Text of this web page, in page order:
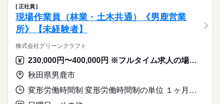
正社員
現場作業員（林業・土木共通）《男鹿営業
所》【未経験者】
株式会社グリーンクラフト
230,000円〜400,000円 ※フルタイム求人の場合は月額（換算額）、パート求人の場合は時間額を表示しています。
秋田県男鹿市
変形労働時間制 変形労働時間制の単位 １ヶ月単位 就業時間１ 8時00分〜17時00分